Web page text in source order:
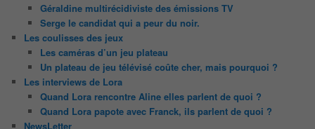
Géraldine multirécidiviste des émissions TV
Serge le candidat qui a peur du noir.
Les coulisses des jeux
Les caméras d’un jeu plateau
Un plateau de jeu télévisé coûte cher, mais pourquoi ?
Les interviews de Lora
Quand Lora rencontre Aline elles parlent de quoi ?
Quand Lora papote avec Franck, ils parlent de quoi ?
NewsLetter